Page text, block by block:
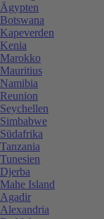
Ägypten
Botswana
Kapeverden
Kenia
Marokko
Mauritius
Namibia
Reunion
Seychellen
Simbabwe
Südafrika
Tanzania
Tunesien
Djerba
Mahe Island
Agadir
Alexandria